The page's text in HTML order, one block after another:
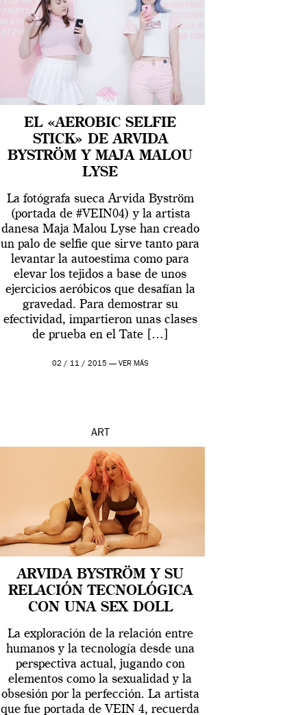
EL «AEROBIC SELFIE
STICK» DE ARVIDA
BYSTRÖM Y MAJA MALOU
LYSE
La fotógrafa sueca Arvida Byström
(portada de #VEIN04) y la artista
danesa Maja Malou Lyse han creado
un palo de selfie que sirve tanto para
levantar la autoestima como para
elevar los tejidos a base de unos
ejercicios aeróbicos que desafían la
gravedad. Para demostrar su
efectividad, impartieron unas clases
de prueba en el Tate […]
02 / 11 / 2015 — VER MÁS
ART
ARVIDA BYSTRÖM Y SU
RELACIÓN TECNOLÓGICA
CON UNA SEX DOLL
La exploración de la relación entre
humanos y la tecnología desde una
perspectiva actual, jugando con
elementos como la sexualidad y la
obsesión por la perfección. La artista
que fue portada de VEIN 4, recuerda